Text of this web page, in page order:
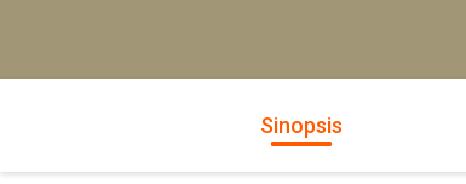
Sinopsis